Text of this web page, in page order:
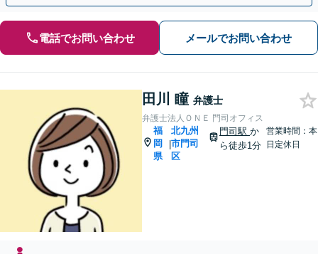
電話でお問い合わせ メールでお問い合わせ
田川 瞳 弁護士
弁護士法人ＯＮＥ 門司オフィス
福
岡
県
|
北九州
市門司
区
門司駅 か
ら徒歩1分
営業時間：本
日定休日